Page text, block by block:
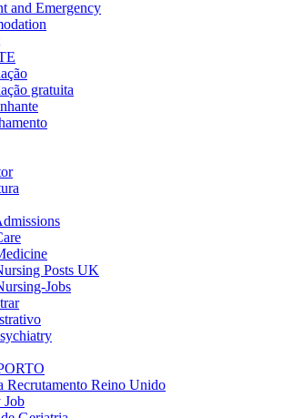
and Emergency
gratuita
Posts UK
Jobs
Recrutamento Reino Unido
Job